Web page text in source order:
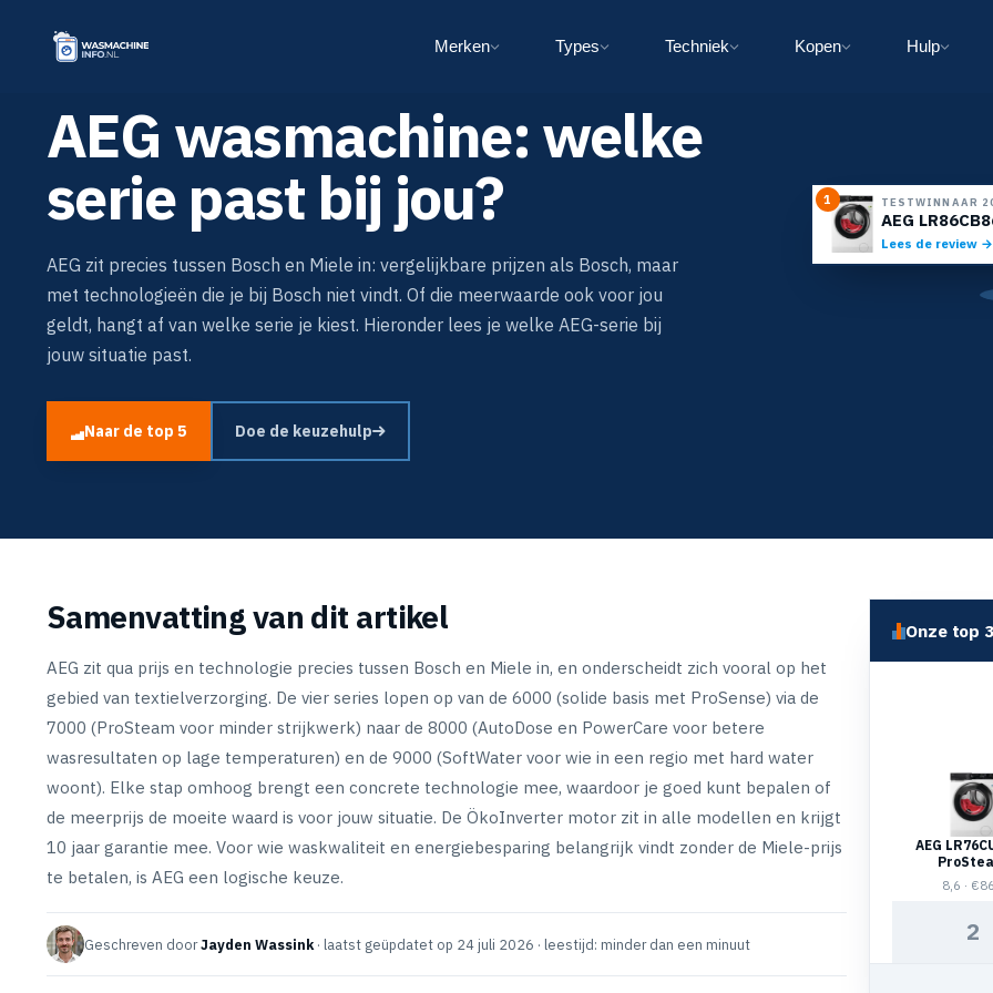
Merken Types Techniek Kopen Hulp
AEG wasmachine: welke
serie past bij jou?
AEG zit precies tussen Bosch en Miele in: vergelijkbare prijzen als Bosch, maar
met technologieën die je bij Bosch niet vindt. Of die meerwaarde ook voor jou
geldt, hangt af van welke serie je kiest. Hieronder lees je welke AEG-serie bij
jouw situatie past.
Naar de top 5 Doe de keuzehulp
1 TESTWINNAAR
AEG
Lees de review →
Samenvatting van dit artikel
AEG zit qua prijs en technologie precies tussen Bosch en Miele in, en onderscheidt zich vooral op het
gebied van textielverzorging. De vier series lopen op van de 6000 (solide basis met ProSense) via de
7000 (ProSteam voor minder strijkwerk) naar de 8000 (AutoDose en PowerCare voor betere
wasresultaten op lage temperaturen) en de 9000 (SoftWater voor wie in een regio met hard water
woont). Elke stap omhoog brengt een concrete technologie mee, waardoor je goed kunt bepalen of
de meerprijs de moeite waard is voor jouw situatie. De ÖkoInverter motor zit in alle modellen en krijgt
10 jaar garantie mee. Voor wie waskwaliteit en energiebesparing belangrijk vindt zonder de Miele-prijs
te betalen, is AEG een logische keuze.
Geschreven doorJayden Wassink · laatst geüpdatet op 24 juli 2026 · leestijd: minder dan een minuut
Onze top 3
AEG
8,6 ·
2